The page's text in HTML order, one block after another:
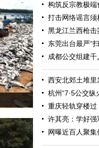
构筑反宗教极端
打击网络谣言须
黑龙江兰西枪
东莞出台最严“
成都公交组建
西安北郊土堆里
杭州“7·5公交
重庆轻轨穿楼
许其亮：学好
网曝近百人聚